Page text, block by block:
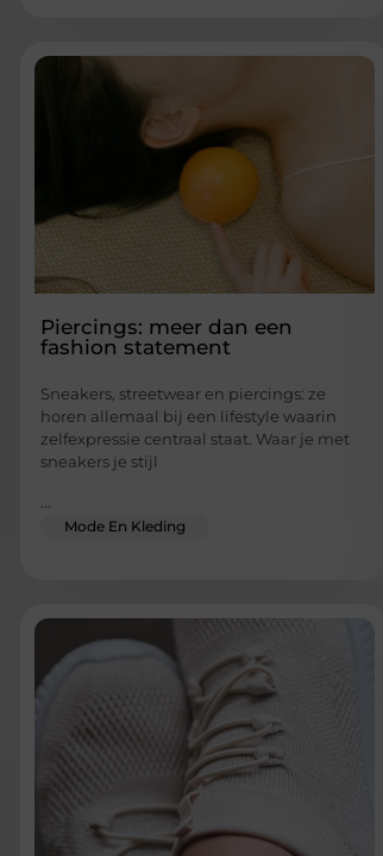
Piercings: meer dan een
fashion statement
Sneakers, streetwear en piercings: ze
horen allemaal bij een lifestyle waarin
zelfexpressie centraal staat. Waar je met
sneakers je stijl
Mode En Kleding